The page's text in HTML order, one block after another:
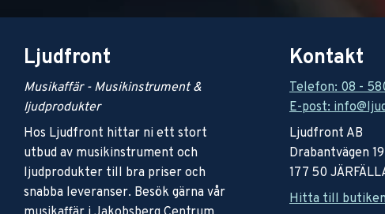
Ljudfront
Musikaffär - Musikinstrument &
ljudprodukter
Hos Ljudfront hittar ni ett stort
utbud av musikinstrument och
ljudprodukter till bra priser och
snabba leveranser. Besök gärna vår
Kontakt
Telefon: 08 -
E-post:
Ljudfront AB
Drabantvägen 19
177 50
Hitta till